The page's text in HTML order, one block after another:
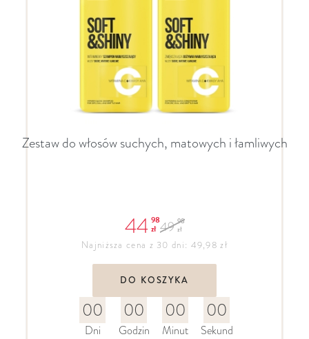
Zestaw do włosów suchych, matowych i łamliwych
44 98
zł 49 98
zł
Najniższa cena z 30 dni: 49,98 zł
DO KOSZYKA
00
Dni
00
Godzin
00
Minut
00
Sekund